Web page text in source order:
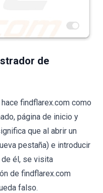
de
findflarex.com como
página de inicio y
que al abrir un
pestaña) e introducir
él, se visita
de findflarex.com
falso.